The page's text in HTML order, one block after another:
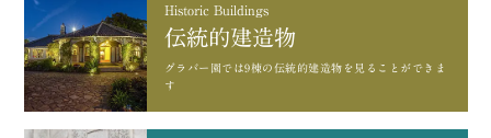
Historic Buildings
伝統的建造物
グラバー園では9棟の 伝統的建造物を見ることができま
す